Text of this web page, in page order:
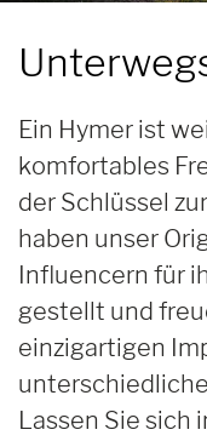
Ein Hymer ist
komfortables
der Schlüssel
haben unser
Influencern für
gestellt und
einzigartigen
Lassen Sie sich